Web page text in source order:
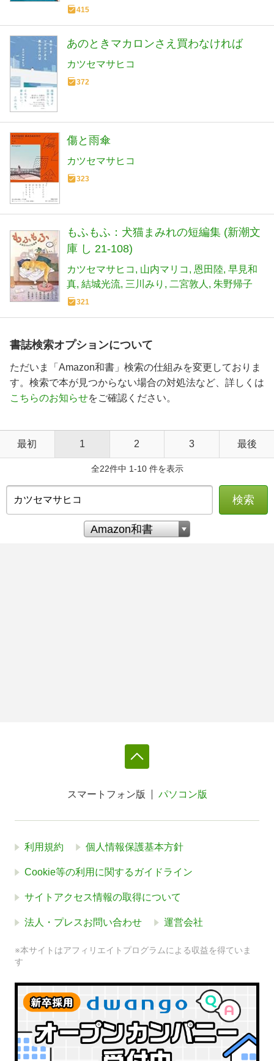
415
あのときマカロンさえ買わなければ
カツセマサヒコ
372
傷と雨傘
カツセマサヒコ
323
もふもふ：犬猫まみれの短編集 (新潮文
庫 し 21-108)
カツセマサヒコ 山内マリコ 恩田陸 早見和
真 結城光流 三川みり 二宮敦人 朱野帰子
321
書誌検索オプションについて
ただいま「Amazon和書」検索の仕組みを変更しておりま
す。検索で本が見つからない場合の対処法など、詳しくは
こちらのお知らせをご確認ください。
最初 1 2 3 最後
全22件中 1-10 件を表示
検索
スマートフォン版 パソコン版
利用規約 個人情報保護基本方針
Cookie等の利用に関するガイドライン
サイトアクセス情報の取得について
法人・プレスお問い合わせ 運営会社
※本サイトはアフィリエイトプログラムによる収益を得ていま
す